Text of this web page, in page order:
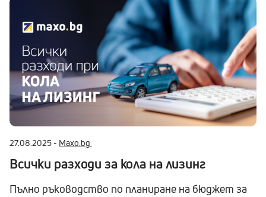
27.08.2025 - Maxo.bg
Всички разходи за кола на лизинг
Пълно ръководство по планиране на бюджет за